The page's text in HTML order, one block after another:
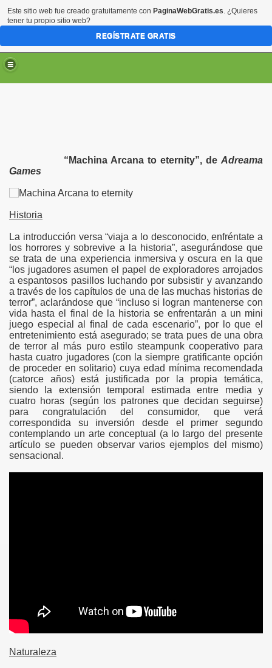
“Machina Arcana to eternity”, de Adreama
Games
Historia
La introducción versa “viaja a lo desconocido, enfréntate a
los horrores y sobrevive a la historia”, asegurándose que
se trata de una experiencia inmersiva y oscura en la que
“los jugadores asumen el papel de exploradores arrojados
a espantosos pasillos luchando por subsistir y avanzando
a través de los capítulos de una de las muchas historias de
terror”, aclarándose que “incluso si logran mantenerse con
vida hasta el final de la historia se enfrentarán a un mini
juego especial al final de cada escenario”, por lo que el
entretenimiento está asegurado; se trata pues de una obra
de terror al más puro estilo steampunk cooperativo para
hasta cuatro jugadores (con la siempre gratificante opción
de proceder en solitario) cuya edad mínima recomendada
(catorce años) está justificada por la propia temática,
siendo la extensión temporal estimada entre media y
cuatro horas (según los patrones que decidan seguirse)
para congratulación del consumidor, que verá
correspondida su inversión desde el primer segundo
contemplando un arte conceptual (a lo largo del presente
artículo se pueden observar varios ejemplos del mismo)
sensacional.
Naturaleza
Este sitio web fue creado gratuitamente con PaginaWebGratis.es. ¿Quieres
tener tu propio sitio web?
REGÍSTRATE GRATIS